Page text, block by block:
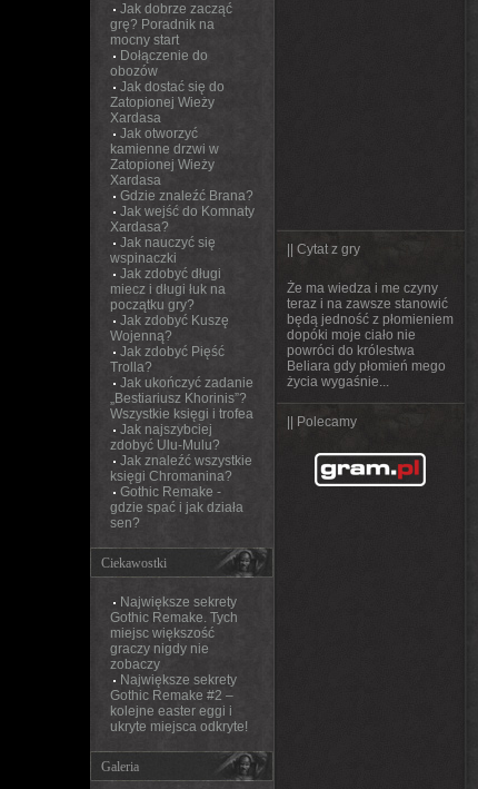
Jak dobrze zacząć
grę? Poradnik na
mocny start
Dołączenie do
obozów
Jak dostać się do
Zatopionej Wieży
Xardasa
Jak otworzyć
kamienne drzwi w
Zatopionej Wieży
Xardasa
Gdzie znaleźć Brana?
Jak wejść do Komnaty
Xardasa?
Jak nauczyć się
wspinaczki
Jak zdobyć długi
miecz i długi łuk na
początku gry?
Jak zdobyć Kuszę
Wojenną?
Jak zdobyć Pięść
Trolla?
Jak ukończyć zadanie
„Bestiariusz Khorinis”?
Wszystkie księgi i trofea
Jak najszybciej
zdobyć Ulu-Mulu?
Jak znaleźć wszystkie
księgi Chromanina?
Gothic Remake -
gdzie spać i jak działa
sen?
Ciekawostki
Największe sekrety
Gothic Remake. Tych
miejsc większość
graczy nigdy nie
zobaczy
Największe sekrety
Gothic Remake #2 –
kolejne easter eggi i
ukryte miejsca odkryte!
Galeria
|| Cytat z gry
Że ma wiedza i me czyny
teraz i na zawsze stanowić
będą jedność z płomieniem
dopóki moje ciało nie
powróci do królestwa
Beliara gdy płomień mego
życia wygaśnie...
|| Polecamy